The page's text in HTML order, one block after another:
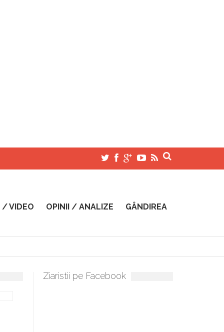
/ VIDEO OPINII / ANALIZE GÂNDIREA
sculați, boieri mari! Sara Nukina are nevoie de ajutorul nostru!
Ziaristii pe Facebook